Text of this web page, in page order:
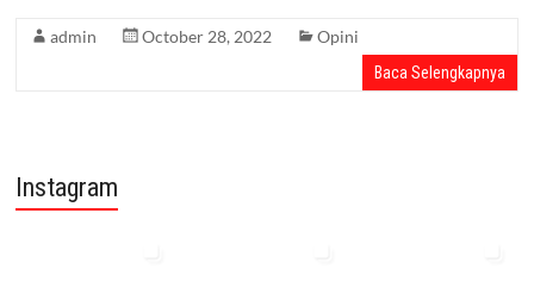
admin October 28, 2022 Opini
Baca Selengkapnya
Instagram